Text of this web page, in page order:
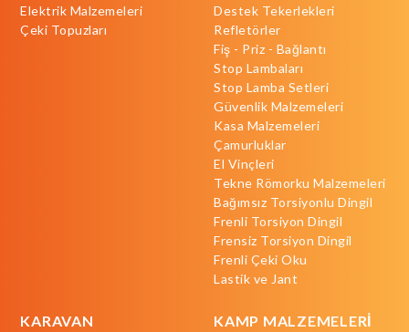
Elektrik Malzemeleri
Çeki Topuzları
Destek Tekerlekleri
Refletörler
Fiş - Priz - Bağlantı
Stop Lambaları
Stop Lamba Setleri
Güvenlik Malzemeleri
Kasa Malzemeleri
Çamurluklar
El Vinçleri
Tekne Römorku Malzemeleri
Bağımsız Torsiyonlu Dingil
Frenli Torsiyon Dingil
Frensiz Torsiyon Dingil
Frenli Çeki Oku
Lastik ve Jant
KARAVAN
KAMP MALZEMELERİ